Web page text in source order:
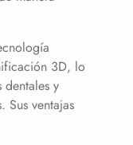
3D, lo
y
Sus ventajas